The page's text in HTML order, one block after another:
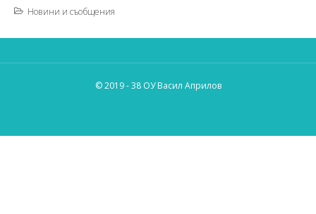
Новини и съобщения
© 2019 - 38 ОУ Васил Априлов